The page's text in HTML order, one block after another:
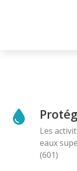
Les
eaux
(601)